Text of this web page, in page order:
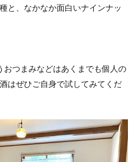
と、なかなか面白いナインナッ
つまみなどはあくまでも個人の
はぜひご自身で試してみてくだ